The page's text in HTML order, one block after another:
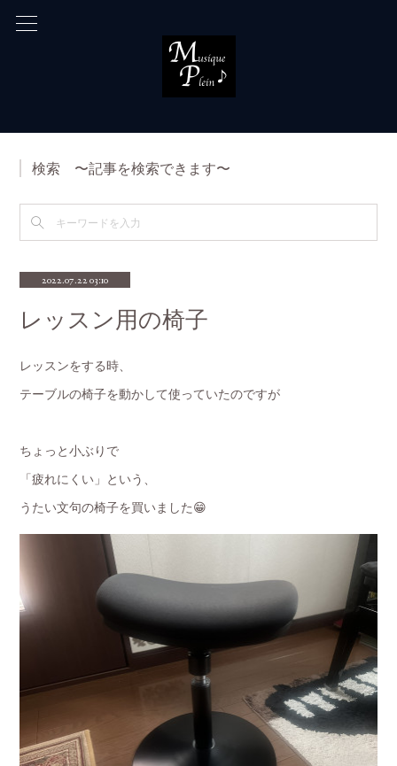
検索 〜記事を検索できます〜
2022.07.22 03:10
レッスン用の椅子
レッスンをする時、
テーブルの椅子を動かして使っていたのですが
ちょっと小ぶりで
「疲れにくい」という、
うたい文句の椅子を買いました😁